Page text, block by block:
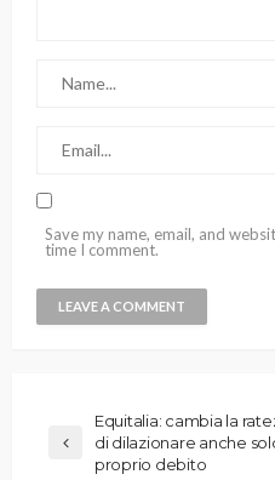
Save my name, email, and
time I comment.
Equitalia: cambia la
di dilazionare anche
proprio debito